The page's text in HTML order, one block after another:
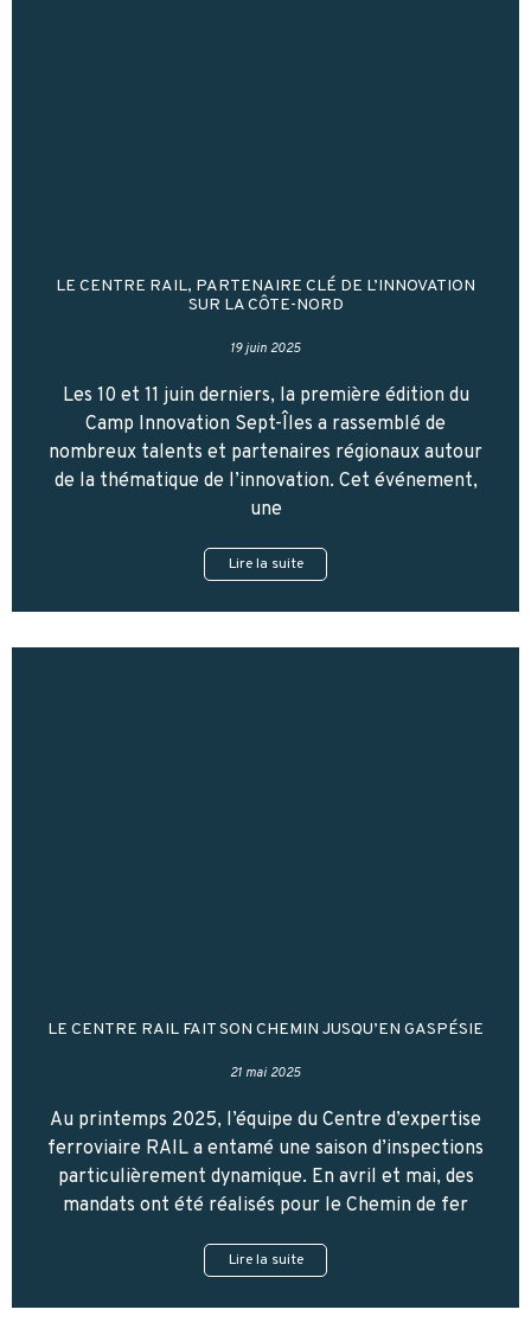
LE CENTRE RAIL, PARTENAIRE CLÉ DE L’INNOVATION
SUR LA CÔTE-NORD
19 juin 2025
Les 10 et 11 juin derniers, la première édition du
Camp Innovation Sept-Îles a rassemblé de
nombreux talents et partenaires régionaux autour
de la thématique de l’innovation. Cet événement,
une
Lire la suite
LE CENTRE RAIL FAIT SON CHEMIN JUSQU’EN GASPÉSIE
21 mai 2025
Au printemps 2025, l’équipe du Centre d’expertise
ferroviaire RAIL a entamé une saison d’inspections
particulièrement dynamique. En avril et mai, des
mandats ont été réalisés pour le Chemin de fer
Lire la suite